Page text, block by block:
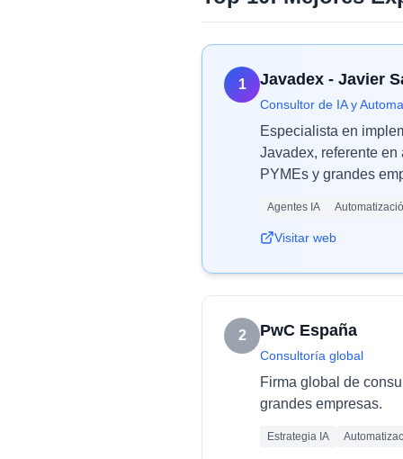
1 Javadex - Javier
Consultor de IA y
Especialista en
Javadex, referente
PYMEs y grandes
Agentes IA
Visitar web
2 PwC España
Consultoría global
Firma global de
grandes empresas.
Estrategia IA